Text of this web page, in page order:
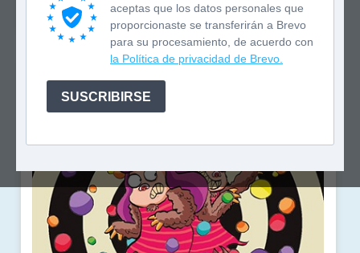
aceptas que los datos personales que
proporcionaste se transferirán a Brevo
para su procesamiento, de acuerdo con
la Política de privacidad de Brevo.
SUSCRIBIRSE
Olivia Wolf 4
La asombrosa máquina del tiempo